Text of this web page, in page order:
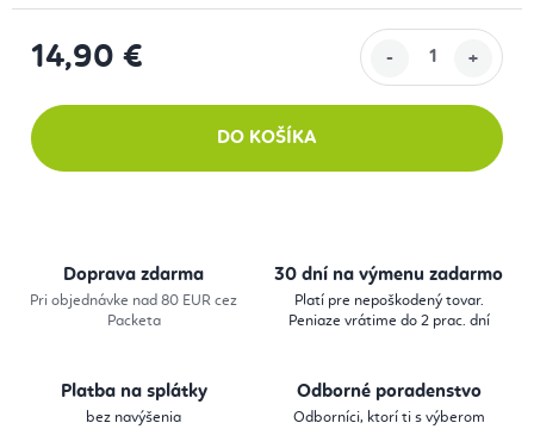
14,90 €
DO KOŠÍKA
Doprava zdarma
Pri objednávke nad 80 EUR cez
Packeta
30 dní na výmenu zadarmo
Platí pre nepoškodený tovar.
Peniaze vrátime do 2 prac. dní
Platba na splátky
bez navýšenia
Odborné poradenstvo
Odborníci, ktorí ti s výberom